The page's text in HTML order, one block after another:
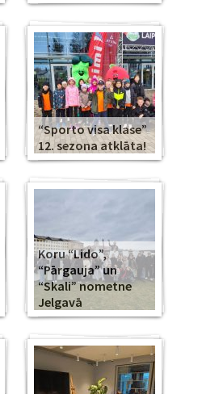
“Sporto visa klase”
12. sezona atklāta!
Koru “Lido”,
“Pārgauja” un
“Skali” nometne
Jelgavā